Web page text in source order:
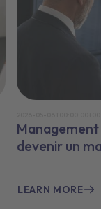
devenir un
LEARN MORE